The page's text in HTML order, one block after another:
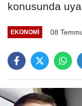
konusunda
EKONOMI 08